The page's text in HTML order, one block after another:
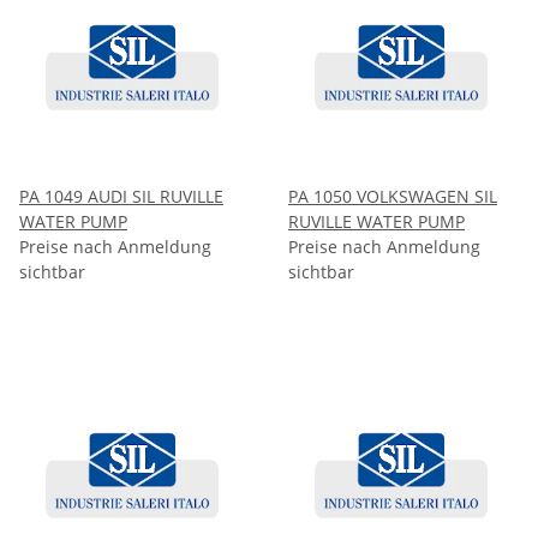
PA 1049 AUDI SIL RUVILLE
WATER PUMP
Preise nach Anmeldung
sichtbar
PA 1050 VOLKSWAGEN SIL
RUVILLE WATER PUMP
Preise nach Anmeldung
sichtbar